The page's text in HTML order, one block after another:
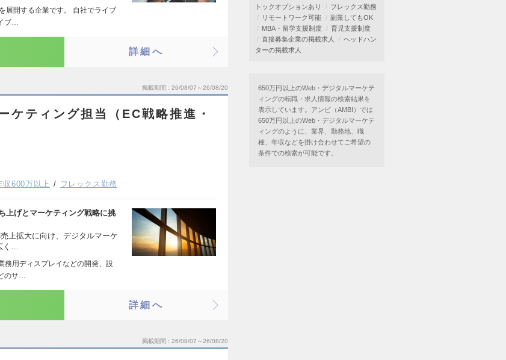
展開する企業です。 自社でライブ
ブ…
詳細へ
掲載期間 26/08/07～26/08/20
ケティング担当（EC戦略推進・
収600万以上 フレックス勤務
上げとマーケティング戦略に挑
上拡大に向け、デジタルマーケ
く…
務用ディスプレイなどの開発、設
のサ…
詳細へ
掲載期間 26/08/07～26/08/20
トックオプションあり
フレックス勤務
リモートワーク可能
副業してもOK
MBA・留学支援制度
育児支援制度
直接募集企業の掲載求人
ヘッドハン
ターの掲載求人
650万円以上のWeb・デジタルマーケテ
ィングの転職・求人情報の検索結果を
表示しています。アンビ（AMBI）では
650万円以上のWeb・デジタルマーケテ
ィングのように、業界、勤務地、職
種、年収などを掛け合わせてご希望の
条件での検索が可能です。